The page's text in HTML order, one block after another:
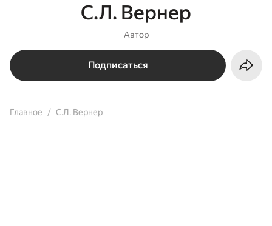
С.Л. Вернер
Автор
Подписаться
Главное С.Л. Вернер